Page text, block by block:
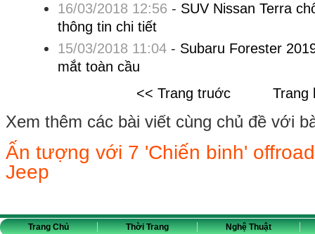
16/03/2018 12:56 - SUV Nissan Terra
thông tin chi tiết
15/03/2018 11:04- Subaru Forester
mắt toàn cầu
<< Trang truớc
Trang
Xem thêm các bài viết cùng chủ đề với
Ấn tượng với 7 'Chiến binh'
Jeep
Trang Chủ Thời Trang Nghệ Thuật